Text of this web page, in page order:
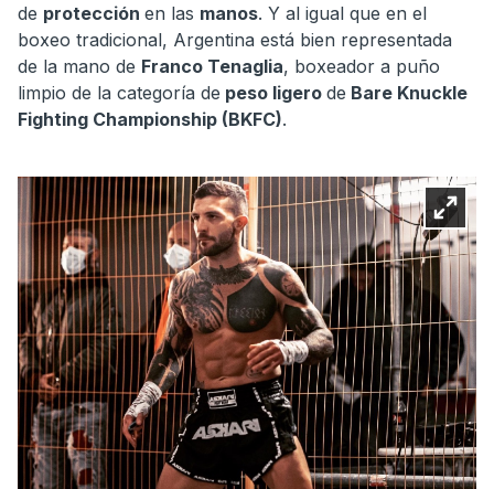
de protección en las manos. Y al igual que en el
boxeo tradicional, Argentina está bien representada
de la mano de Franco Tenaglia, boxeador a puño
limpio de la categoría de peso ligero de Bare Knuckle
Fighting Championship (BKFC).